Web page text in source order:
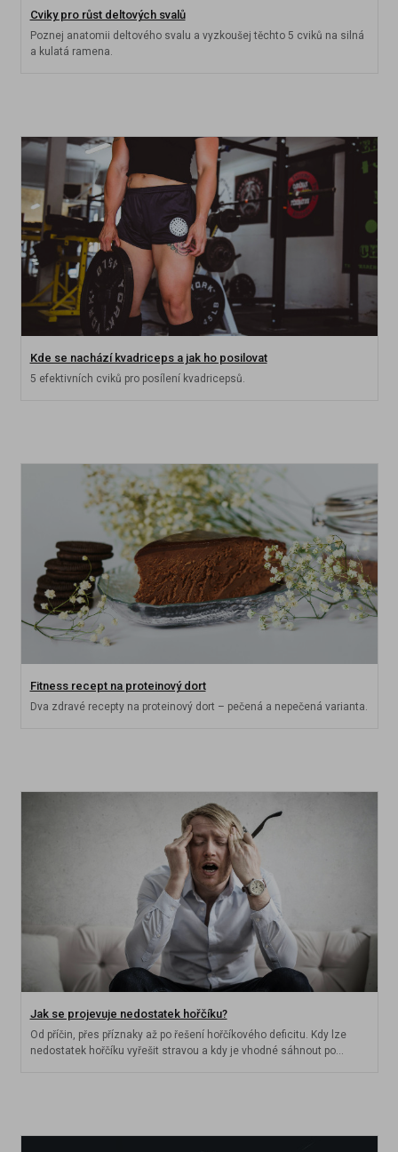
Cviky pro růst deltových svalů
Poznej anatomii deltového svalu a vyzkoušej těchto 5 cviků na silná
a kulatá ramena.
Kde se nachází kvadriceps a jak ho posilovat
5 efektivních cviků pro posílení kvadricepsů.
Fitness recept na proteinový dort
Dva zdravé recepty na proteinový dort – pečená a nepečená varianta.
Jak se projevuje nedostatek hořčíku?
Od příčin, přes příznaky až po řešení hořčíkového deficitu. Kdy lze
nedostatek hořčíku vyřešit stravou a kdy je vhodné sáhnout po